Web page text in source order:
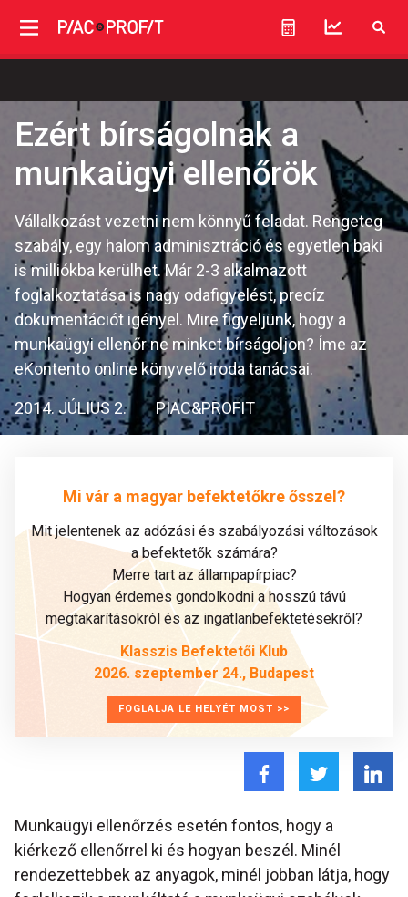
Ezért bírságolnak a
munkaügyi ellenőrök
Vállalkozást vezetni nem könnyű feladat. Rengeteg
szabály, egy halom adminisztráció és egyetlen baki
is milliókba kerülhet. Már 2-3 alkalmazott
foglalkoztatása is nagy odafigyelést, precíz
dokumentációt igényel. Mire figyeljünk, hogy a
munkaügyi ellenőr ne minket bírságoljon? Íme az
eKontento online könyvelő iroda tanácsai.
2014. JÚLIUS 2. PIAC&PROFIT
Mi vár a magyar befektetőkre ősszel?
Mit jelentenek az adózási és szabályozási változások
a befektetők számára?
Merre tart az állampapírpiac?
Hogyan érdemes gondolkodni a hosszú távú
megtakarításokról és az ingatlanbefektetésekről?
Klasszis Befektetői Klub
2026. szeptember 24., Budapest
FOGLALJA LE HELYÉT MOST >>
Munkaügyi ellenőrzés esetén fontos, hogy a
kiérkező ellenőrrel ki és hogyan beszél. Minél
rendezettebbek az anyagok, minél jobban látja, hogy